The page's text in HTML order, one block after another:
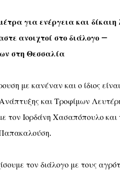
για ενέργεια και
ανοιχτοί στο διάλογο –
στη Θεσσαλία
με κανέναν και ο ίδιος
και Τροφίμων
Ιορδάνη Χασαπόπουλο και
τον διάλογο με τους